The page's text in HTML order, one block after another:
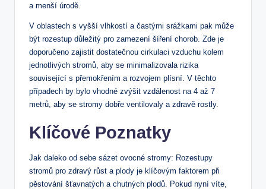
a menší úrodě.
V oblastech s vyšší vlhkostí a častými srážkami pak může
být rozestup důležitý pro zamezení šíření chorob. Zde je
doporučeno zajistit dostatečnou cirkulaci vzduchu kolem
jednotlivých stromů, aby se minimalizovala rizika
související s přemokřením a rozvojem plísní. V těchto
případech by bylo vhodné zvýšit vzdálenost na 4 až 7
metrů, aby se stromy dobře ventilovaly a zdravě rostly.
Klíčové Poznatky
Jak daleko od sebe sázet ovocné stromy: Rozestupy
stromů pro zdravý růst a plody je klíčovým faktorem při
pěstování šťavnatých a chutných plodů. Pokud nyní víte,